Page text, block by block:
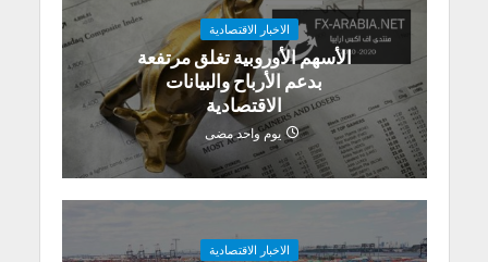
الاخبار الاقتصادية
الأسهم الأوروبية تغلق مرتفعة
بدعم الأرباح والبيانات
الاقتصادية
يوم واحد مضى
الاخبار الاقتصادية